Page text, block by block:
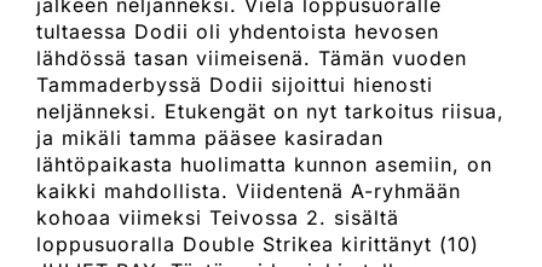
jälkeen neljänneksi. Vielä loppusuoralle
tultaessa Dodii oli yhdentoista hevosen
lähdössä tasan viimeisenä. Tämän vuoden
Tammaderbyssä Dodii sijoittui hienosti
neljänneksi. Etukengät on nyt tarkoitus riisua,
ja mikäli tamma pääsee kasiradan
lähtöpaikasta huolimatta kunnon asemiin, on
kaikki mahdollista. Viidentenä A-ryhmään
kohoaa viimeksi Teivossa 2. sisältä
loppusuoralla Double Strikea kirittänyt (10)